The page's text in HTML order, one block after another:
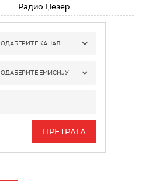
Радио Џезер
ОДАБЕРИТЕ КАНАЛ
РАДИО БЕОГРАД 1
РАДИО БЕОГРАД 3
ОДАБЕРИТЕ ЕМИСИЈУ
ИНФО